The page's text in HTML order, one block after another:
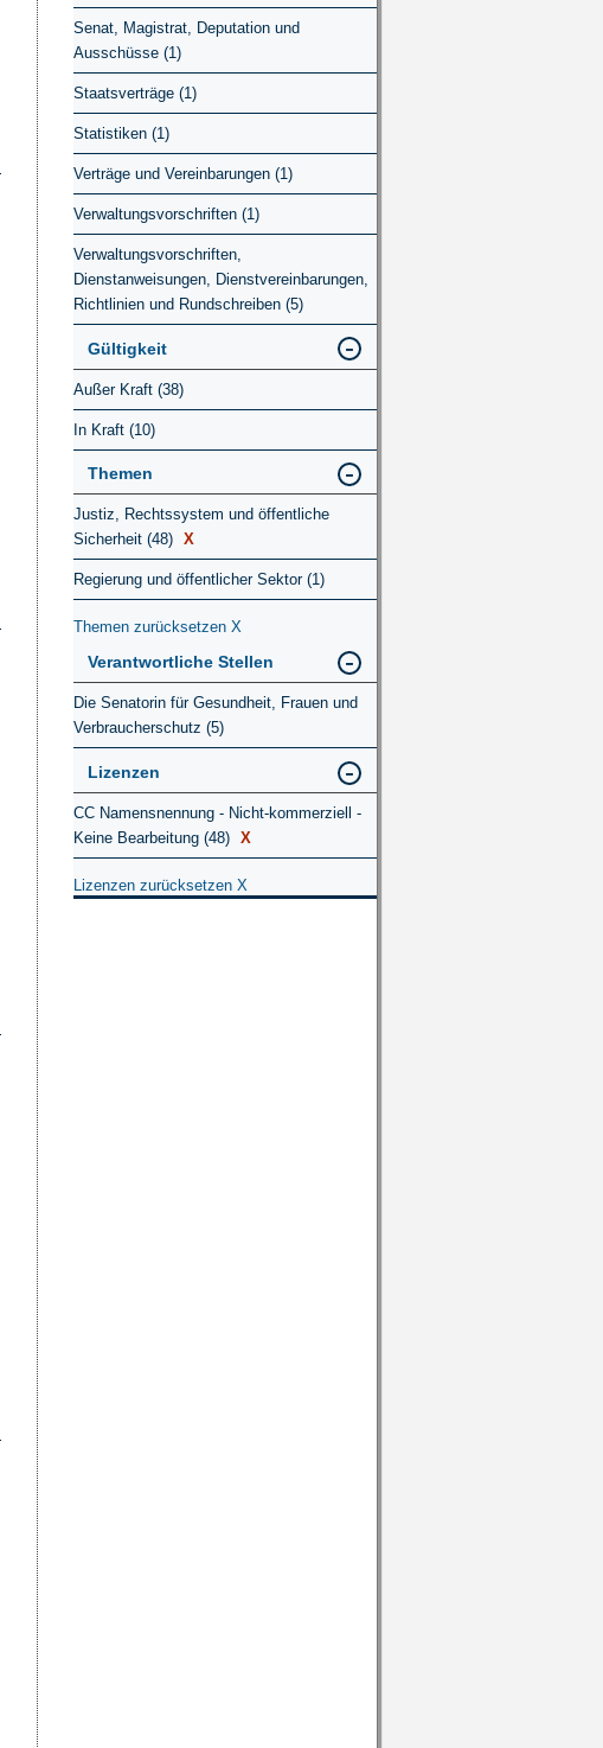
Senat, Magistrat, Deputation und
Ausschüsse (1)
Staatsverträge (1)
Statistiken (1)
Verträge und Vereinbarungen (1)
Verwaltungsvorschriften (1)
Verwaltungsvorschriften,
Dienstanweisungen, Dienstvereinbarungen,
Richtlinien und Rundschreiben (5)
Gültigkeit
Außer Kraft (38)
In Kraft (10)
Themen
Justiz, Rechtssystem und öffentliche
Sicherheit (48) X
Regierung und öffentlicher Sektor (1)
Themen zurücksetzen X
Verantwortliche Stellen
Die Senatorin für Gesundheit, Frauen und
Verbraucherschutz (5)
Lizenzen
CC Namensnennung - Nicht-kommerziell -
Keine Bearbeitung (48) X
Lizenzen zurücksetzen X